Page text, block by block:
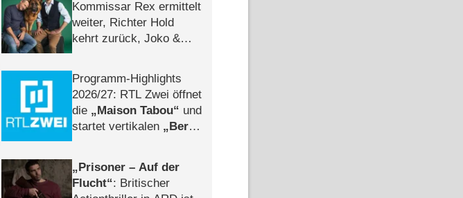
Kommissar Rex ermittelt
weiter, Richter Hold
kehrt zurück, Joko &
Programm-Highlights
2026/​27: RTL Zwei öffnet
die
Maison Tabou
und
startet vertikalen
Berlin
Prisoner – Auf der
Flucht : Britischer